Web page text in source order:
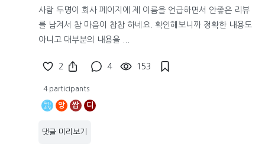
사람 두명이 회사 페이지에 제 이름을 언급하면서 안좋은 리뷰
를 남겨서 참 마음이 찹찹 하네요. 확인해보니까 정확한 내용도
아니고 대부분의 내용을 ...
2 4 153
4 participants
앙 쌉 디
댓글 미리보기